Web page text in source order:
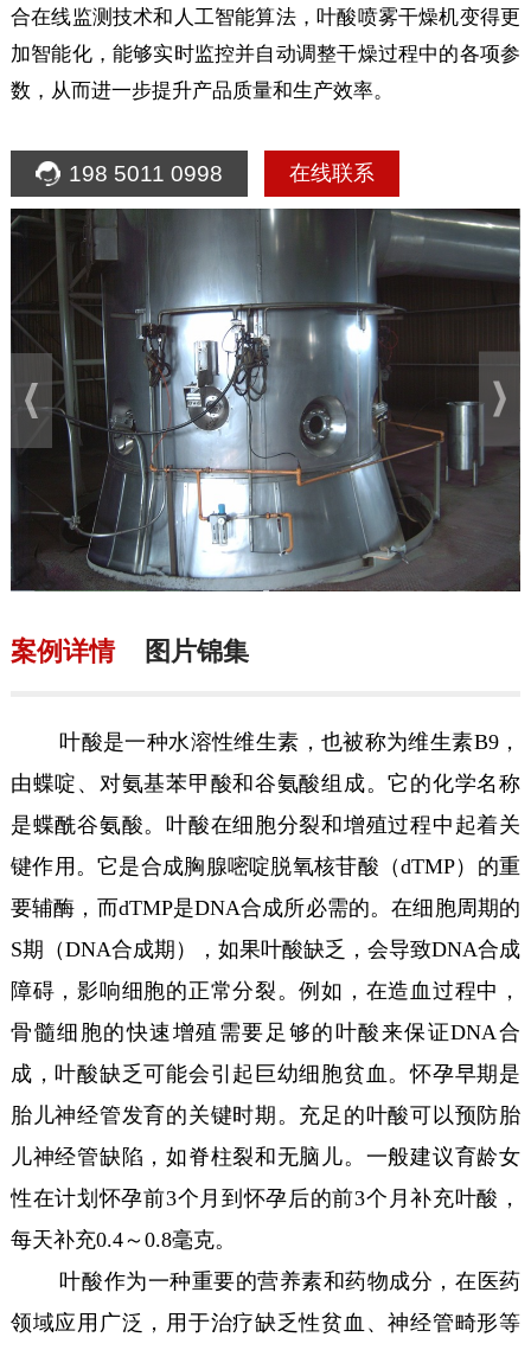
合在线监测技术和人工智能算法，叶酸喷雾干燥机变得更
加智能化，能够实时监控并自动调整干燥过程中的各项参
数，从而进一步提升产品质量和生产效率。
198 5011 0998 在线联系
案例详情 图片锦集
叶酸是一种水溶性维生素，也被称为维生素B9，
由蝶啶、对氨基苯甲酸和谷氨酸组成。它的化学名称
是蝶酰谷氨酸。叶酸在细胞分裂和增殖过程中起着关
键作用。它是合成胸腺嘧啶脱氧核苷酸（dTMP）的重
要辅酶，而dTMP是DNA合成所必需的。在细胞周期的
S期（DNA合成期），如果叶酸缺乏，会导致DNA合成
障碍，影响细胞的正常分裂。例如，在造血过程中，
骨髓细胞的快速增殖需要足够的叶酸来保证DNA合
成，叶酸缺乏可能会引起巨幼细胞贫血。怀孕早期是
胎儿神经管发育的关键时期。充足的叶酸可以预防胎
儿神经管缺陷，如脊柱裂和无脑儿。一般建议育龄女
性在计划怀孕前3个月到怀孕后的前3个月补充叶酸，
每天补充0.4～0.8毫克。
叶酸作为一种重要的营养素和药物成分，在医药
领域应用广泛，用于治疗缺乏性贫血、神经管畸形等